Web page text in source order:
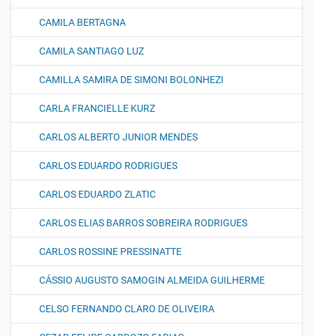
CAMILA BERTAGNA
CAMILA SANTIAGO LUZ
CAMILLA SAMIRA DE SIMONI BOLONHEZI
CARLA FRANCIELLE KURZ
CARLOS ALBERTO JUNIOR MENDES
CARLOS EDUARDO RODRIGUES
CARLOS EDUARDO ZLATIC
CARLOS ELIAS BARROS SOBREIRA RODRIGUES
CARLOS ROSSINE PRESSINATTE
CÁSSIO AUGUSTO SAMOGIN ALMEIDA GUILHERME
CELSO FERNANDO CLARO DE OLIVEIRA